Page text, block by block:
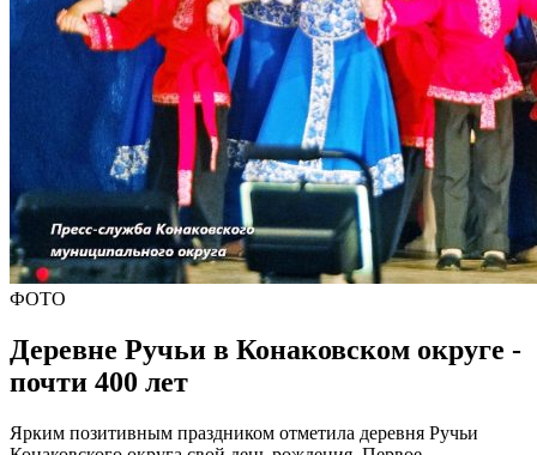
ФОТО
Деревне Ручьи в Конаковском округе -
почти 400 лет
Ярким позитивным праздником отметила деревня Ручьи